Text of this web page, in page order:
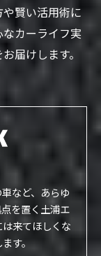
賢い活用術に
カーライフ実
届けします。
など、あらゆ
を置く土浦エ
来てほしくな
す。